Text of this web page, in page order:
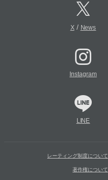
X/ News
Instagram
LINE
レーティング制度について
著作権について